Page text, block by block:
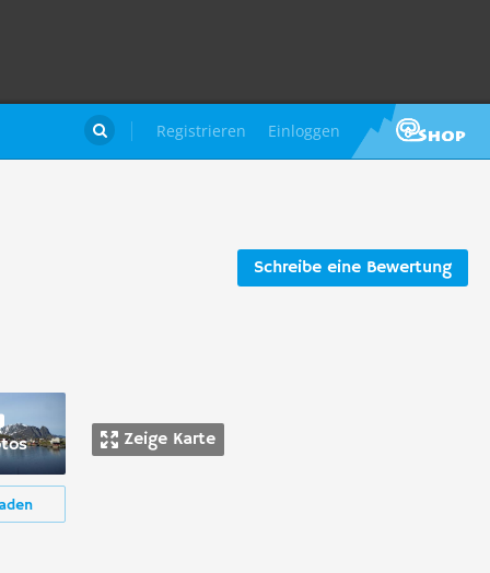
Registrieren Einloggen

Schreibe eine Bewertung
Zeige Karte